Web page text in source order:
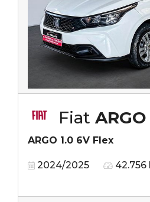
Fiat ARGO
ARGO 1.0 6V Flex
2024/2025 42.756